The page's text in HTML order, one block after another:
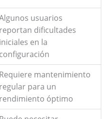
usuarios
reportan dificultades
iniciales en la
configuración
Requiere mantenimiento
regular para un
rendimiento óptimo